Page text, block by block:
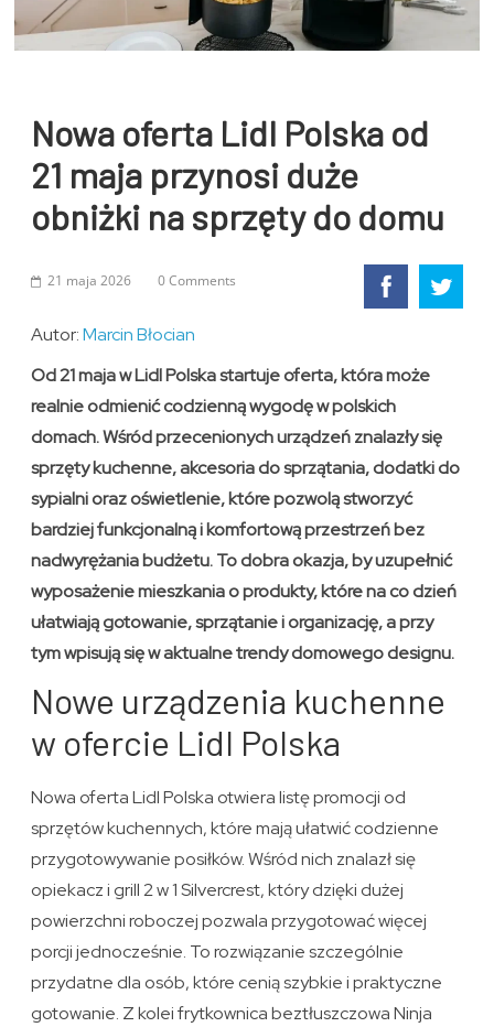
Nowa oferta Lidl Polska od
21 maja przynosi duże
obniżki na sprzęty do domu
21 maja 2026 0 Comments
Autor:Marcin Błocian
Od 21 maja w Lidl Polska startuje oferta, która może
realnie odmienić codzienną wygodę w polskich
domach. Wśród przecenionych urządzeń znalazły się
sprzęty kuchenne, akcesoria do sprzątania, dodatki do
sypialni oraz oświetlenie, które pozwolą stworzyć
bardziej funkcjonalną i komfortową przestrzeń bez
nadwyrężania budżetu. To dobra okazja, by uzupełnić
wyposażenie mieszkania o produkty, które na co dzień
ułatwiają gotowanie, sprzątanie i organizację, a przy
tym wpisują się w aktualne trendy domowego designu.
Nowe urządzenia kuchenne
w ofercie Lidl Polska
Nowa oferta Lidl Polska otwiera listę promocji od
sprzętów kuchennych, które mają ułatwić codzienne
przygotowywanie posiłków. Wśród nich znalazł się
opiekacz i grill 2 w 1 Silvercrest, który dzięki dużej
powierzchni roboczej pozwala przygotować więcej
porcji jednocześnie. To rozwiązanie szczególnie
przydatne dla osób, które cenią szybkie i praktyczne
gotowanie. Z kolei frytkownica beztłuszczowa Ninja